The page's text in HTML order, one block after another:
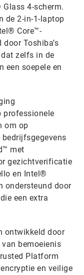
4-scherm.
de 2-in-1-laptop
Core™-
Toshiba’s
zelfs in de
een soepele en
professionele
om op
met
gezichtverificatie
en Intel®
ondersteund door
een extra
ontwikkeld door
bemoeienis
Platform
en veilige